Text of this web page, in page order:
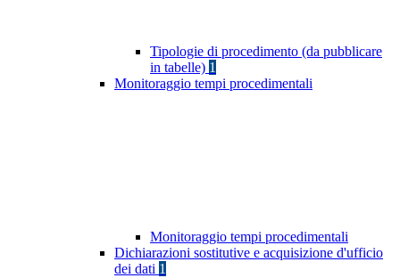
Tipologie di procedimento (da pubblicare
in tabelle) 1
Monitoraggio tempi procedimentali
Monitoraggio tempi procedimentali
Dichiarazioni sostitutive e acquisizione d'ufficio
dei dati 1